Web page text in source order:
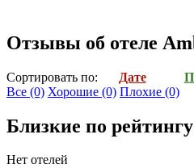
Отзывы об отеле
Cортировать по: Дате
Все (0) Хорошие (0) Плохие (0)
Близкие по
Нет отелей